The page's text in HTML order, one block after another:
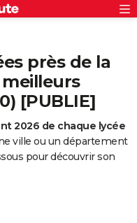
près de la
[PUBLIE]
2026 de chaque lycée
ville ou un département
pour découvrir son